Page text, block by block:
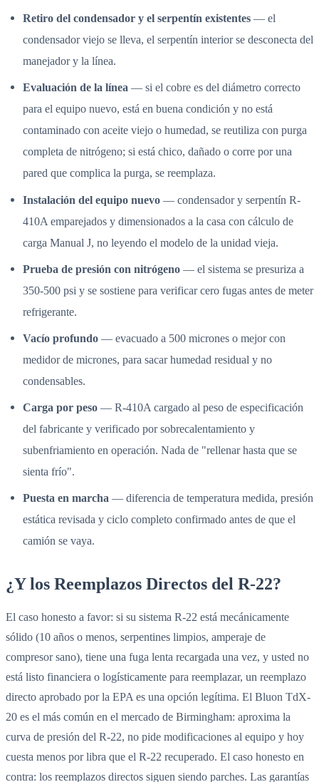
Retiro del condensador y el serpentín existentes — el
condensador viejo se lleva, el serpentín interior se desconecta del
manejador y la línea.
Evaluación de la línea — si el cobre es del diámetro correcto
para el equipo nuevo, está en buena condición y no está
contaminado con aceite viejo o humedad, se reutiliza con purga
completa de nitrógeno; si está chico, dañado o corre por una
pared que complica la purga, se reemplaza.
Instalación del equipo nuevo — condensador y serpentín R-
410A emparejados y dimensionados a la casa con cálculo de
carga Manual J, no leyendo el modelo de la unidad vieja.
Prueba de presión con nitrógeno — el sistema se presuriza a
350-500 psi y se sostiene para verificar cero fugas antes de meter
refrigerante.
Vacío profundo — evacuado a 500 micrones o mejor con
medidor de micrones, para sacar humedad residual y no
condensables.
Carga por peso — R-410A cargado al peso de especificación
del fabricante y verificado por sobrecalentamiento y
subenfriamiento en operación. Nada de "rellenar hasta que se
sienta frío".
Puesta en marcha — diferencia de temperatura medida, presión
estática revisada y ciclo completo confirmado antes de que el
camión se vaya.
¿Y los Reemplazos Directos del R-22?
El caso honesto a favor: si su sistema R-22 está mecánicamente
sólido (10 años o menos, serpentines limpios, amperaje de
compresor sano), tiene una fuga lenta recargada una vez, y usted no
está listo financiera o logísticamente para reemplazar, un reemplazo
directo aprobado por la EPA es una opción legítima. El Bluon TdX-
20 es el más común en el mercado de Birmingham: aproxima la
curva de presión del R-22, no pide modificaciones al equipo y hoy
cuesta menos por libra que el R-22 recuperado. El caso honesto en
contra: los reemplazos directos siguen siendo parches. Las garantías